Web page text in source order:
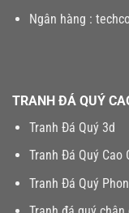
Ngân hàng :
TRANH ĐÁ QUÝ
Tranh Đá Quý 3d
Tranh Đá Quý Cao
Tranh Đá Quý